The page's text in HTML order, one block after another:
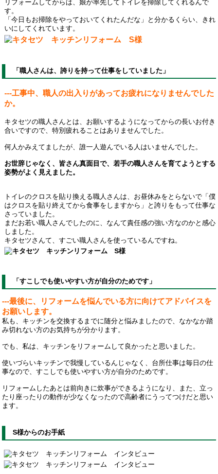
リフォームしてからは、娘が率先してトイレを掃除してくれるんで
す。
「今日もお掃除をやっておいてくれたんだな」と分かるくらい、きれ
いにしてくれています。
「職人さんは、誇りを持って仕事をしていました」
---工事中、職人の出入りがあってお疲れになりませんでした
か。
キタセツの職人さんとは、お願いするようになってからの長いお付き
合いですので、特別疲れることはありませんでした。
何人かみえてましたが、誰一人遊んでいる人はいませんでした。
お世辞じゃなく、皆さん真面目で、若手の職人さんを育てようとする
姿勢がよく見えました。
トイレのクロスを貼り換える職人さんは、お昼休みをとらないで「僕
はクロスを貼り終えてから食事をしますから」と誇りをもって仕事な
さっていました。
まだお若い職人さんでしたのに、なんて責任感の強い方なのかと感心
しました。
キタセツさんて、すごい職人さんを使っているんですね。
「すこしでも使いやすい方が自分のためです」
---最後に、リフォームを悩んでいる方に向けてアドバイスを
お願いします。
私も、キッチンを交換するまでに随分と悩みましたので、なかなか踏
み切れない方のお気持ちが分かります。
でも、私は、キッチンをリフォームして良かったと思いました。
使いづらいキッチンで我慢しているんじゃなく、台所仕事は毎日の仕
事なので、すこしでも使いやすい方が自分のためです。
リフォームしたあとは前向きに炊事ができるようになり、また、立っ
たり座ったりの動作が少なくなったので高齢者にうってつけだと思い
ます。
S様からのお手紙